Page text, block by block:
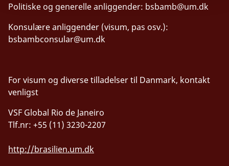
Politiske og generelle anliggender: bsbamb@um.dk
Konsulære anliggender (visum, pas osv.):
bsbambconsular@um.dk
For visum og diverse tilladelser til Danmark, kontakt
venligst
VSF Global Rio de Janeiro
Tlf.nr: +55 (11) 3230-2207
http://brasilien.um.dk